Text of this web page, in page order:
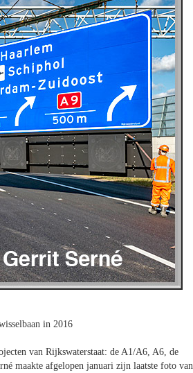
in 2016
van Rijkswaterstaat: de A1/A6, A6, de
maakte afgelopen januari zijn laatste foto van